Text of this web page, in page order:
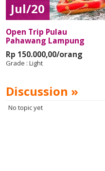
Jul/20
Open Trip Pulau
Pahawang Lampung
Rp 150.000,00/orang
Grade : Light
Discussion »
No topic yet